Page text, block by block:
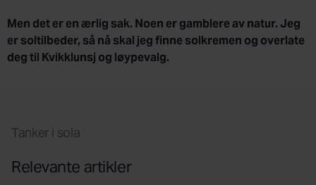
Men det er en ærlig sak. Noen er gamblere av natur. Jeg
er soltilbeder, så nå skal jeg finne solkremen og overlate
deg til Kvikklunsj og løypevalg.
Tanker i sola
Relevante artikler